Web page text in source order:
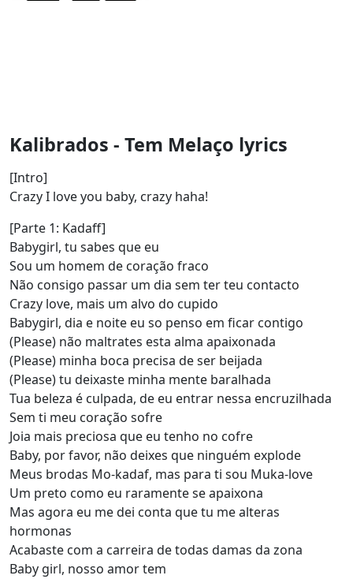
Kalibrados - Tem Melaço lyrics
[Intro]
Crazy I love you baby, crazy haha!
[Parte 1: Kadaff]
Babygirl, tu sabes que eu
Sou um homem de coração fraco
Não consigo passar um dia sem ter teu contacto
Crazy love, mais um alvo do cupido
Babygirl, dia e noite eu so penso em ficar contigo
(Please) não maltrates esta alma apaixonada
(Please) minha boca precisa de ser beijada
(Please) tu deixaste minha mente baralhada
Tua beleza é culpada, de eu entrar nessa encruzilhada
Sem ti meu coração sofre
Joia mais preciosa que eu tenho no cofre
Baby, por favor, não deixes que ninguém explode
Meus brodas Mo-kadaf, mas para ti sou Muka-love
Um preto como eu raramente se apaixona
Mas agora eu me dei conta que tu me alteras
hormonas
Acabaste com a carreira de todas damas da zona
Baby girl, nosso amor tem